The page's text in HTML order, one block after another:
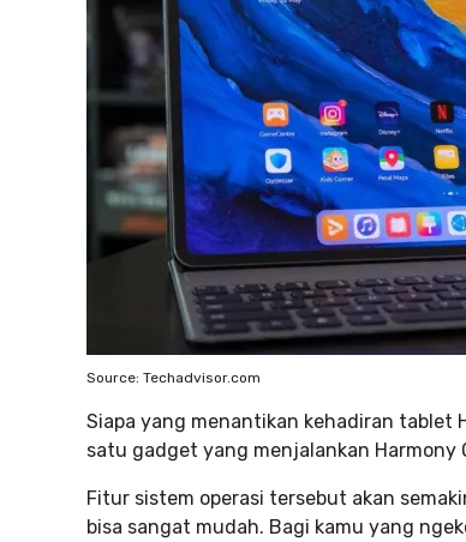
Source: Techadvisor.com
Siapa yang menantikan kehadiran tablet
satu gadget yang menjalankan Harmony
Fitur sistem operasi tersebut akan
bisa sangat mudah. Bagi kamu yang